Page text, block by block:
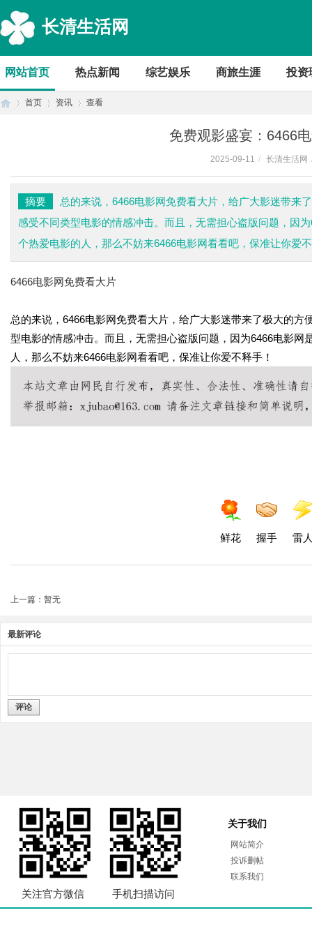
长清生活网
网站首页 热点新闻 综艺娱乐 商旅生涯 投资
首页 资讯 查看
免费观影盛宴：6466
2025-09-11 / 长清生活网
摘要
总的来说，6466电影网免费看大片，给广大影迷带来
感受不同类型电影的情感冲击。而且，无需担心盗版问题，因
个热爱电影的人，那么不妨来6466电影网看看吧，保准让你爱
6466电影网免费看大片
总的来说，6466电影网免费看大片，给广大影迷带来了极大的
型电影的情感冲击。而且，无需担心盗版问题，因为6466电影
人，那么不妨来6466电影网看看吧，保准让你爱不释手！
鲜花 握手 雷
上一篇：暂无
最新评论
评论
关注官方微信 手机扫描访问
关于我们
网站简介
投诉删帖
联系我们